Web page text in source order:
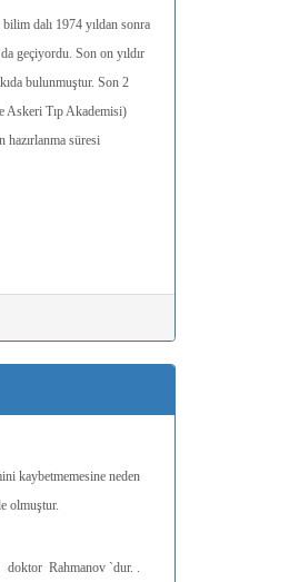
dalı 1974 yıldan sonra
geçiyordu. Son on yıldır
bulunmuştur. Son 2
Askeri Tıp Akademisi)
hazırlanma süresi
kaybetmemesine neden
olmuştur.
doktor Rahmanov `dur. .